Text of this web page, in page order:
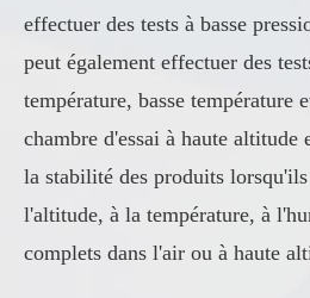
effectuer des tests à basse
peut également effectuer des
température, basse température
chambre d'essai à haute altitude
la stabilité des produits
l'altitude, à la température, à
complets dans l'air ou à haute